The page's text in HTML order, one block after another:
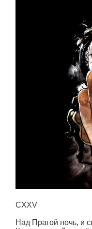
CXXV
Над Прагой ночь, и